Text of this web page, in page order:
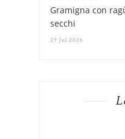
Gramigna con
secchi
29 Jul 2026